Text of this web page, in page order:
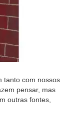
tanto com nossos
pensar, mas
outras fontes,